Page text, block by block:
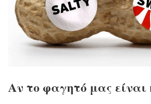
Αν το φαγητό μας είναι